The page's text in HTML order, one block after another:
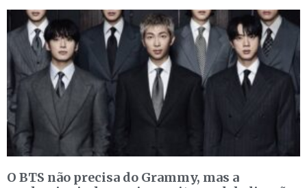
O BTS não precisa do Grammy, mas a